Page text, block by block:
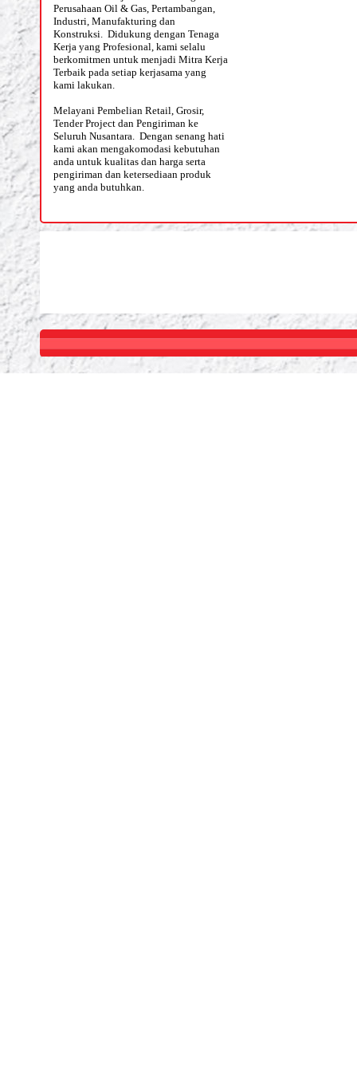
Perusahaan Oil & Gas, Pertambangan,
Industri, Manufakturing dan
Konstruksi. Didukung dengan Tenaga
Kerja yang Profesional, kami selalu
berkomitmen untuk menjadi Mitra Kerja
Terbaik pada setiap kerjasama yang
kami lakukan.
Melayani Pembelian Retail, Grosir,
Tender Project dan Pengiriman ke
Seluruh Nusantara. Dengan senang hati
kami akan mengakomodasi kebutuhan
anda untuk kualitas dan harga serta
pengiriman dan ketersediaan produk
yang anda butuhkan.